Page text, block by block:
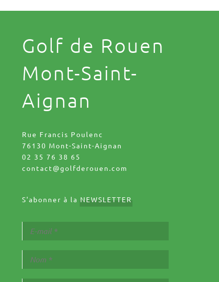
Golf de Rouen
Mont-Saint-
Aignan
Rue Francis Poulenc
76130 Mont-Saint-Aignan
02 35 76 38 65
contact@golfderouen.com
S'abonner à la NEWSLETTER